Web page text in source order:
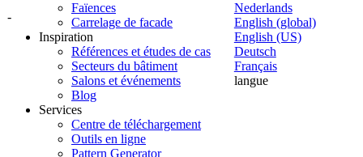
-
Nederlands
English (global)
English (US)
Deutsch
Français
langue
Faïences
Carrelage de facade
Inspiration
Références et études de cas
Secteurs du bâtiment
Salons et événements
Blog
Services
Centre de téléchargement
Outils en ligne
Pattern Generator